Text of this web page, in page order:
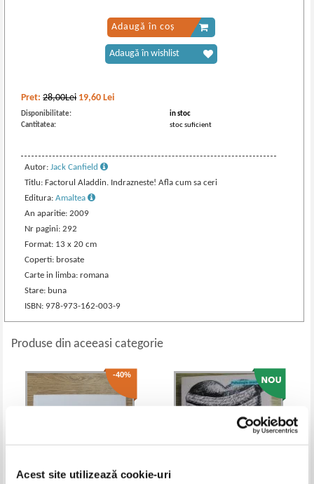
Acest site utilizează cookie-uri
Pret:28,00Lei 19,60 Lei
Disponibilitate:
in stoc
Cantitatea:
stoc suficient
Autor:Jack Canfield
Titlu: Factorul Aladdin. Indrazneste! Afla cum sa ceri
Editura:Amaltea
An aparitie: 2009
Nr pagini: 292
Format: 13 x 20 cm
Coperti: brosate
Carte in limba: romana
Stare: buna
ISBN: 978-973-162-003-9
Adaugă în coș
Adaugă în wishlist
Produse din aceeasi categorie
-40%